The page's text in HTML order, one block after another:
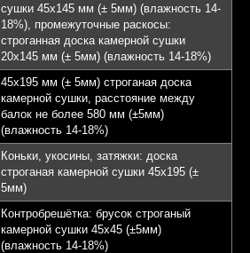
сушки 45х145 мм (± 5мм) (влажность 14-
18%), промежуточные раскосы:
строганная доска камерной сушки
20х145 мм (± 5мм) (влажность 14-18%)
45х195 мм (± 5мм) строганая доска
камерной сушки, расстояние между
балок не более 580 мм (±5мм)
(влажность 14-18%)
Коньки, укосины, затяжки: доска
строганая камерной сушки 45х195 (±
5мм)
Контробрешётка: брусок строганый
камерной сушки 45х45 (±5мм)
(влажность 14-18%)